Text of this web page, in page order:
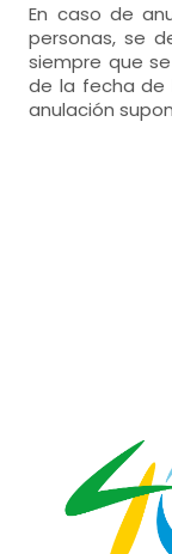
En caso de
personas, se
siempre que
de la fecha de
anulación